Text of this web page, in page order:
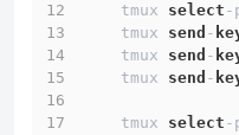
    tmux
select -
    tmux
send -
    tmux
send -
    tmux
send -
    tmux
select -